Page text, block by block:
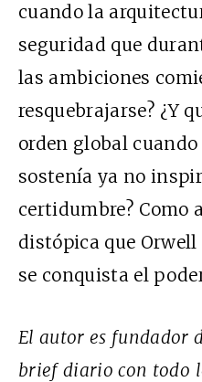
cuando la
seguridad que
las ambiciones
resquebrajarse? ¿Y
orden global
sostenía ya no
certidumbre?
distópica que
se conquista el
El autor es fundador
brief diario con todo